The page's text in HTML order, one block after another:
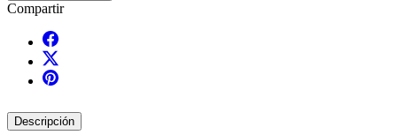
Compartir
Descripción